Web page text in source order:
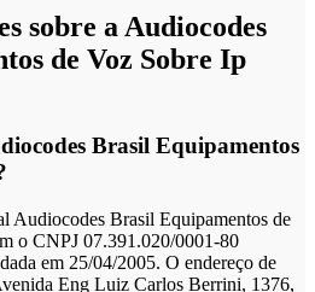
sobre a Audiocodes
de Voz Sobre Ip
Brasil Equipamentos
Audiocodes Brasil Equipamentos de
o CNPJ 07.391.020/0001-80
em 25/04/2005. O endereço de
Eng Luiz Carlos Berrini, 1376,